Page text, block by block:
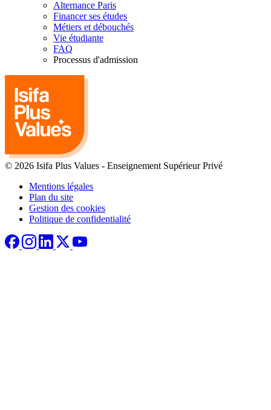
Alternance Paris
Financer ses études
Métiers et débouchés
Vie étudiante
FAQ
Processus d'admission
© 2026 Isifa Plus Values - Enseignement Supérieur Privé
Mentions légales
Plan du site
Gestion des cookies
Politique de confidentialité